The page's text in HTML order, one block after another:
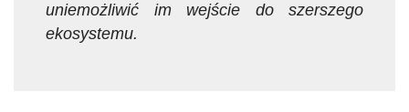
uniemożliwić im wejście do szerszego
ekosystemu.